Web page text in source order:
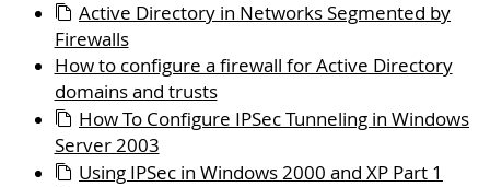
Active Directory in Networks Segmented by
Firewalls
How to configure a firewall for Active Directory
domains and trusts
How To Configure IPSec Tunneling in Windows
Server 2003
Using IPSec in Windows 2000 and XP Part 1